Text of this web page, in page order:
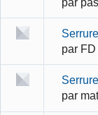
par FD
par